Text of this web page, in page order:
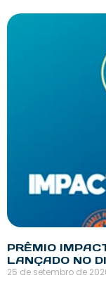
PRÊMIO
LANÇADO NO
25 de setembro de